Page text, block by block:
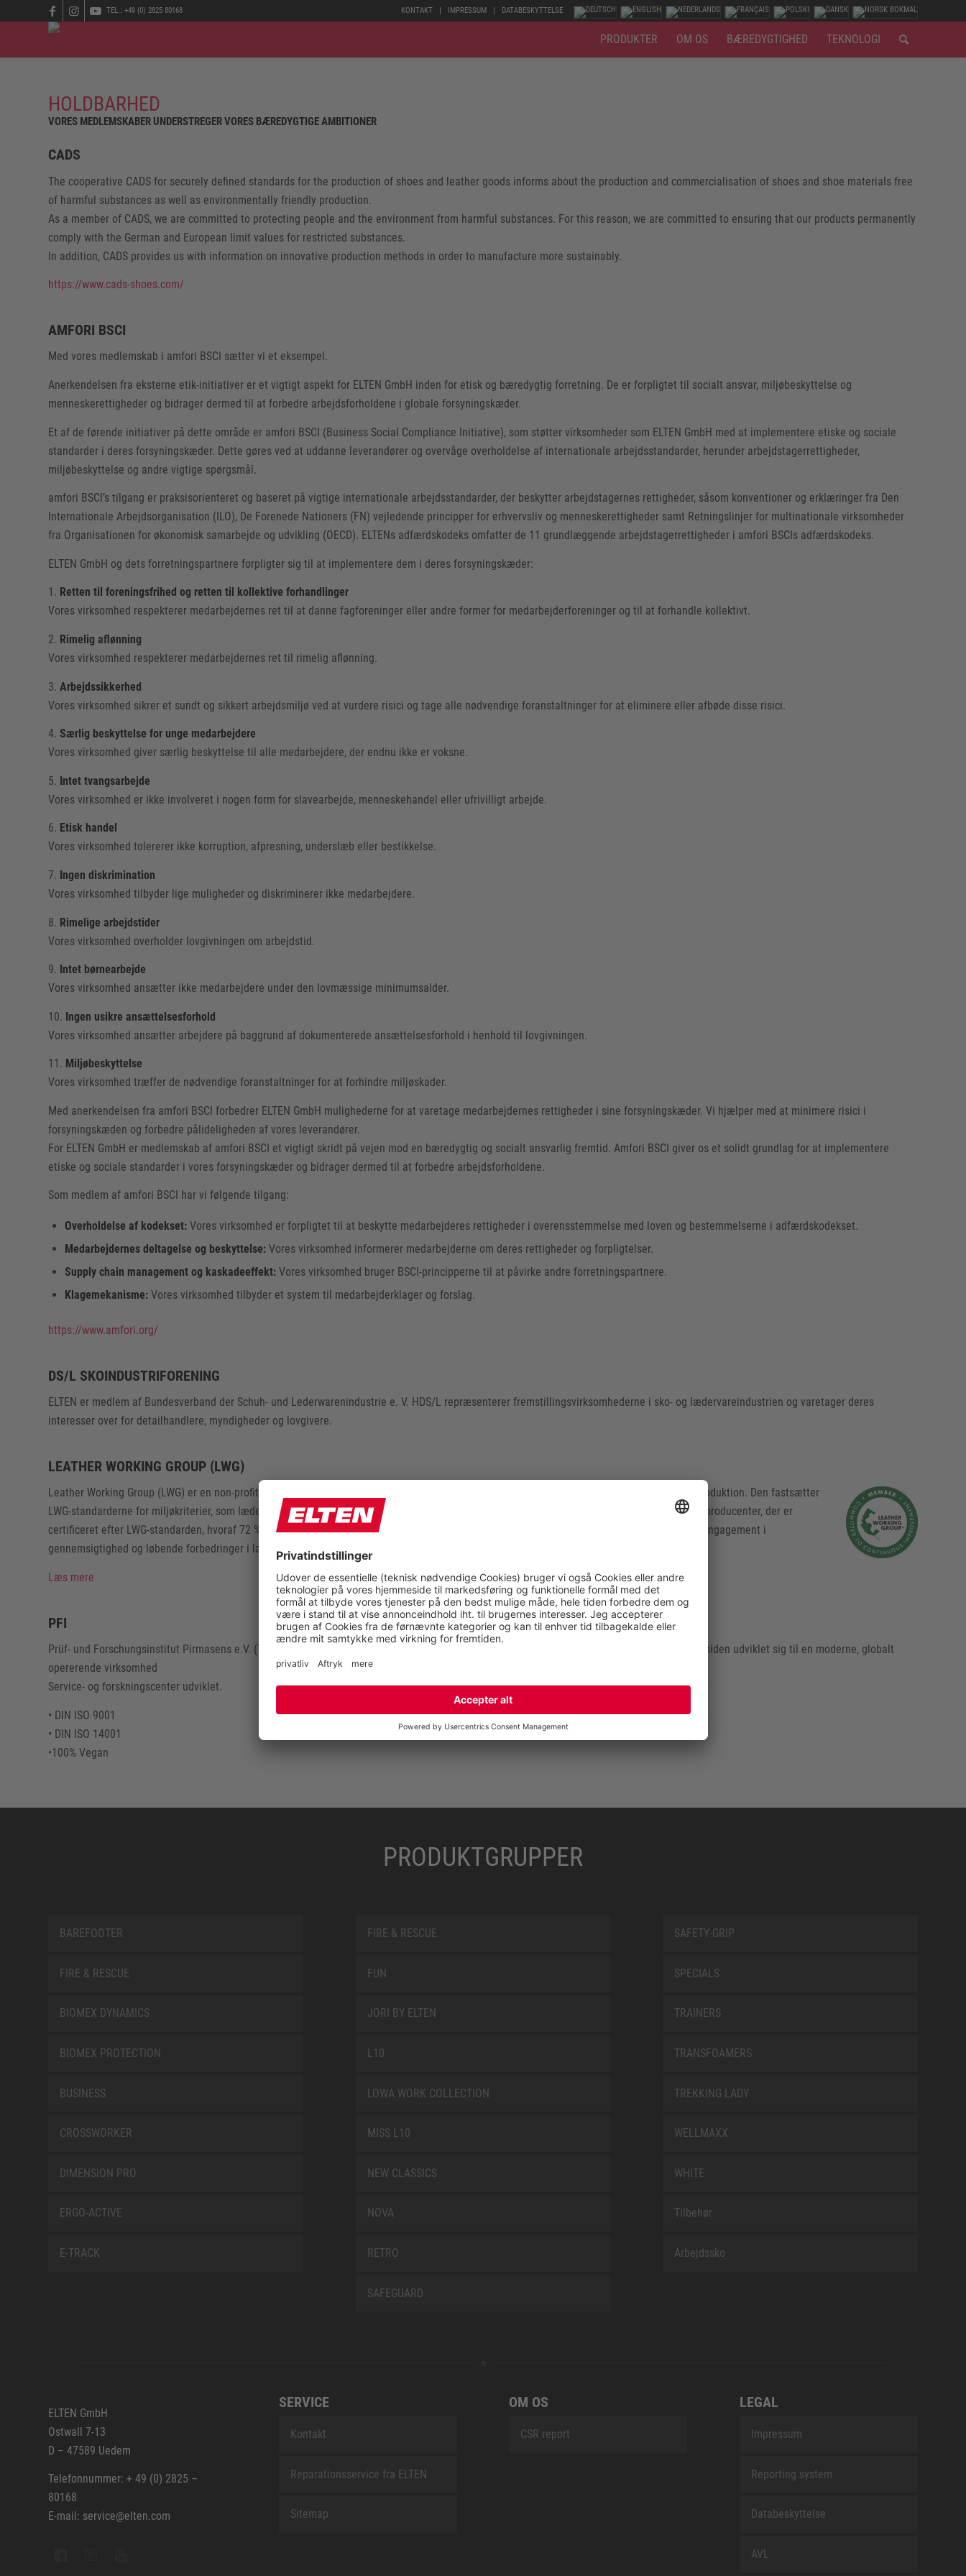
KONTAKT IMPRESSUM DATABESKYTTELSE
TEL.: +49 (0) 2825 80168
PRODUKTER OM OS BÆREDYGTIGHED TEKNOLOGI
HOLDBARHED
VORES MEDLEMSKABER UNDERSTREGER VORES BÆREDYGTIGE AMBITIONER
CADS
The cooperative CADS for securely defined standards for the production of shoes and leather goods informs about the production and commercialisation of shoes and shoe materials free
of harmful substances as well as environmentally friendly production.
As a member of CADS, we are committed to protecting people and the environment from harmful substances. For this reason, we are committed to ensuring that our products permanently
comply with the German and European limit values for restricted substances.
In addition, CADS provides us with information on innovative production methods in order to manufacture more sustainably.
https://www.cads-shoes.com/
AMFORI BSCI
Med vores medlemskab i amfori BSCI sætter vi et eksempel.
Anerkendelsen fra eksterne etik-initiativer er et vigtigt aspekt for ELTEN GmbH inden for etisk og bæredygtig forretning. De er forpligtet til socialt ansvar, miljøbeskyttelse og
menneskerettigheder og bidrager dermed til at forbedre arbejdsforholdene i globale forsyningskæder.
Et af de førende initiativer på dette område er amfori BSCI (Business Social Compliance Initiative), som støtter virksomheder som ELTEN GmbH med at implementere etiske og sociale
standarder i deres forsyningskæder. Dette gøres ved at uddanne leverandører og overvåge overholdelse af internationale arbejdsstandarder, herunder arbejdstagerrettigheder,
miljøbeskyttelse og andre vigtige spørgsmål.
amfori BSCI’s tilgang er praksisorienteret og baseret på vigtige internationale arbejdsstandarder, der beskytter arbejdstagernes rettigheder, såsom konventioner og erklæringer fra Den
Internationale Arbejdsorganisation (ILO), De Forenede Nationers (FN) vejledende principper for erhvervsliv og menneskerettigheder samt Retningslinjer for multinationale virksomheder
fra Organisationen for økonomisk samarbejde og udvikling (OECD). ELTENs adfærdskodeks omfatter de 11 grundlæggende arbejdstagerrettigheder i amfori BSCIs adfærdskodeks.
ELTEN GmbH og dets forretningspartnere forpligter sig til at implementere dem i deres forsyningskæder:
1. Retten til foreningsfrihed og retten til kollektive forhandlinger
Vores virksomhed respekterer medarbejdernes ret til at danne fagforeninger eller andre former for medarbejderforeninger og til at forhandle kollektivt.
2. Rimelig aflønning
Vores virksomhed respekterer medarbejdernes ret til rimelig aflønning.
3. Arbejdssikkerhed
Vores virksomhed sikrer et sundt og sikkert arbejdsmiljø ved at vurdere risici og tage alle nødvendige foranstaltninger for at eliminere eller afbøde disse risici.
4. Særlig beskyttelse for unge medarbejdere
Vores virksomhed giver særlig beskyttelse til alle medarbejdere, der endnu ikke er voksne.
5. Intet tvangsarbejde
Vores virksomhed er ikke involveret i nogen form for slavearbejde, menneskehandel eller ufrivilligt arbejde.
6. Etisk handel
Vores virksomhed tolererer ikke korruption, afpresning, underslæb eller bestikkelse.
7. Ingen diskrimination
Vores virksomhed tilbyder lige muligheder og diskriminerer ikke medarbejdere.
8. Rimelige arbejdstider
Vores virksomhed overholder lovgivningen om arbejdstid.
9. Intet børnearbejde
Vores virksomhed ansætter ikke medarbejdere under den lovmæssige minimumsalder.
10. Ingen usikre ansættelsesforhold
Vores virksomhed ansætter arbejdere på baggrund af dokumenterede ansættelsesforhold i henhold til lovgivningen.
11. Miljøbeskyttelse
Vores virksomhed træffer de nødvendige foranstaltninger for at forhindre miljøskader.
Med anerkendelsen fra amfori BSCI forbedrer ELTEN GmbH mulighederne for at varetage medarbejdernes rettigheder i sine forsyningskæder. Vi hjælper med at minimere risici i
forsyningskæden og forbedre pålideligheden af vores leverandører.
For ELTEN GmbH er medlemskab af amfori BSCI et vigtigt skridt på vejen mod en bæredygtig og socialt ansvarlig fremtid. Amfori BSCI giver os et solidt grundlag for at implementere
etiske og sociale standarder i vores forsyningskæder og bidrager dermed til at forbedre arbejdsforholdene.
Som medlem af amfori BSCI har vi følgende tilgang:
Overholdelse af kodekset: Vores virksomhed er forpligtet til at beskytte medarbejderes rettigheder i overensstemmelse med loven og bestemmelserne i adfærdskodekset.
Medarbejdernes deltagelse og beskyttelse: Vores virksomhed informerer medarbejderne om deres rettigheder og forpligtelser.
Supply chain management og kaskadeeffekt: Vores virksomhed bruger BSCI-principperne til at påvirke andre forretningspartnere.
Klagemekanisme: Vores virksomhed tilbyder et system til medarbejderklager og forslag.
https://www.amfori.org/
DS/L SKOINDUSTRIFORENING
ELTEN er medlem af Bundesverband der Schuh- und Lederwarenindustrie e. V. HDS/L repræsenterer fremstillingsvirksomhederne i sko- og lædervareindustrien og varetager deres
interesser over for detailhandlere, myndigheder og lovgivere.
LEATHER WORKING GROUP (LWG)
Leather Working Group (LWG) er en non-profit organisation med flere interessenter, der arbejder for at reducere miljøpåvirkningen fra læderproduktion. Den fastsætter
LWG-standarderne for miljøkriterier, som læderproducenter bliver uafhængigt auditeret og certificeret efter. Vi køber 100 % af vores læder fra producenter, der er
certificeret efter LWG-standarden, hvoraf 72 % er guld-klassificeret. ELTEN GmbHs medlemskab af Leather Working Group understreger vores engagement i
gennemsigtighed og løbende forbedringer i læderproduktionen.
Læs mere
PFI
Prüf- und Forschungsinstitut Pirmasens e.V. (Test- og forskningsinstituttet Pirmasens e.V.) blev oprindeligt grundlagt for skoindustrien og har siden udviklet sig til en moderne, globalt
opererende virksomhed
Service- og forskningscenter udviklet.
• DIN ISO 9001
• DIN ISO 14001
•100% Vegan
PRODUKTGRUPPER
BAREFOOTER
FIRE & RESCUE
BIOMEX DYNAMICS
BIOMEX PROTECTION
BUSINESS
CROSSWORKER
DIMENSION PRO
ERGO-ACTIVE
E-TRACK
FIRE & RESCUE
FUN
JORI BY ELTEN
L10
LOWA WORK COLLECTION
MISS L10
NEW CLASSICS
NOVA
RETRO
SAFEGUARD
SAFETY-GRIP
SPECIALS
TRAINERS
TRANSFOAMERS
TREKKING LADY
WELLMAXX
WHITE
Tilbehør
Arbejdssko
ELTEN GmbH
Ostwall 7-13
D – 47589 Uedem
Telefonnummer: + 49 (0) 2825 –
80168
E-mail: service@elten.com
SERVICE
Kontakt
Reparationsservice fra ELTEN
Sitemap
OM OS
CSR report
LEGAL
Impressum
Reporting system
Databeskyttelse
AVL